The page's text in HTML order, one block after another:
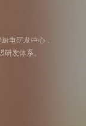
电研发中心，
研发体系。